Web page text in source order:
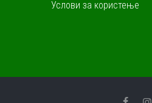
Услови за користење